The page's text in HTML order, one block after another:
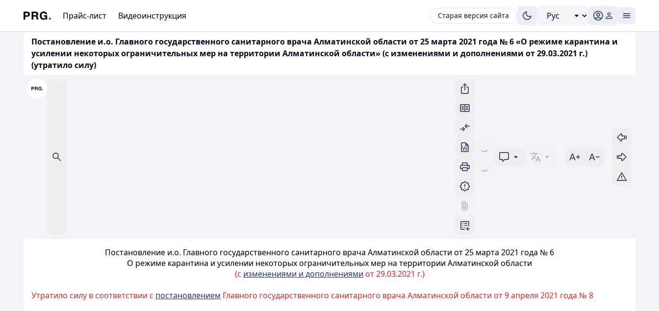
Прайс-лист Видеоинструкция Старая версия сайта
Постановление и.о. Главного государственного санитарного врача Алматинской области от 25 марта 2021 года № 6 «О режиме карантина и
усилении некоторых ограничительных мер на территории Алматинской области» (с изменениями и дополнениями от 29.03.2021 г.)
(утратило силу)
Постановление и.о. Главного государственного санитарного врача Алматинской области от 25 марта 2021 года № 6
О режиме карантина и усилении некоторых ограничительных мер на территории Алматинской области
(с изменениями и дополнениями от 29.03.2021 г.)
Утратило силу в соответствии с постановлением Главного государственного санитарного врача Алматинской области от 9 апреля 2021 года № 8